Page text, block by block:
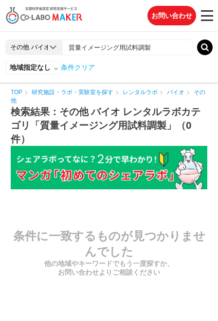
お問い合わせ
地域指定なし 条件クリア
TOP 研究施設・ラボ・実験室を探す レンタルラボ バイオ
その
他
検索結果：その他 バイオ レンタルラボカテ
ゴリ「質量イメージング用試料調製」（0
件）
条件に一致するものが見つかりませ
んでした
他の地域やキーワードでもう一度探すか、
お問い合わせよりご相談ください